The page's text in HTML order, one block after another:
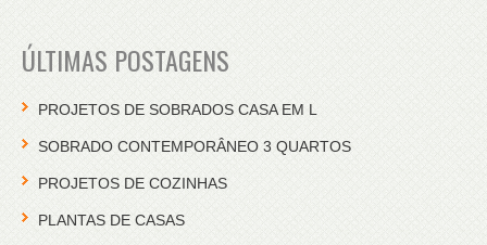
ÚLTIMAS POSTAGENS
PROJETOS DE SOBRADOS CASA EM L
SOBRADO CONTEMPORÂNEO 3 QUARTOS
PROJETOS DE COZINHAS
PLANTAS DE CASAS